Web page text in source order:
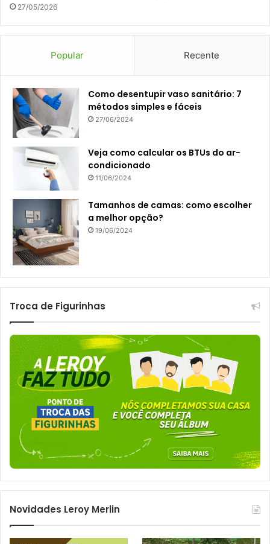
27/05/2026
Popular Recente
Como desentupir vaso sanitário: 7
métodos simples e fáceis
27/06/2024
Veja como calcular os BTUs do ar-
condicionado
11/06/2024
Tamanhos de camas: como escolher
a melhor opção?
19/06/2024
Troca de Figurinhas
Novidades Leroy Merlin